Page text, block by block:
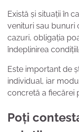
Există și situații în
venituri sau bunuri
cazuri, obligația
îndeplinirea
Este important de
individual, iar
concretă a fiecărei
Poți